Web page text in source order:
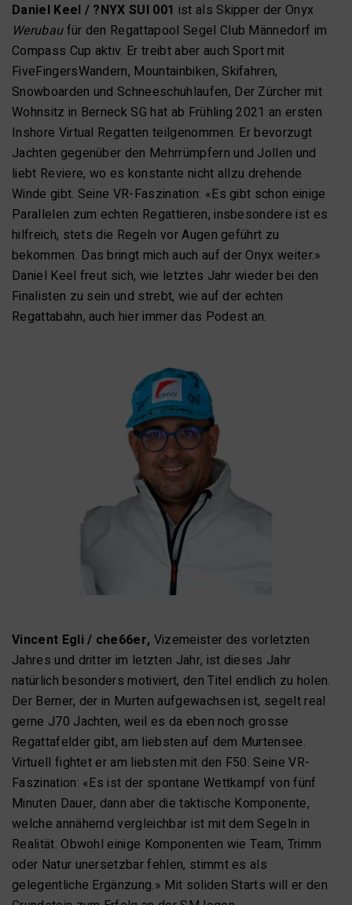
Daniel Keel / ?NYX SUI 001 ist als Skipper der Onyx
Werubaufür den Regattapool Segel Club Männedorf im
Compass Cup aktiv. Er treibt aber auch Sport mit
FiveFingersWandern, Mountainbiken, Skifahren,
Snowboarden und Schneeschuhlaufen, Der Zürcher mit
Wohnsitz in Berneck SG hat ab Frühling 2021 an ersten
Inshore Virtual Regatten teilgenommen. Er bevorzugt
Jachten gegenüber den Mehrrümpfern und Jollen und
liebt Reviere, wo es konstante nicht allzu drehende
Winde gibt. Seine VR-Faszination: «Es gibt schon einige
Parallelen zum echten Regattieren, insbesondere ist es
hilfreich, stets die Regeln vor Augen geführt zu
bekommen. Das bringt mich auch auf der Onyx weiter.»
Daniel Keel freut sich, wie letztes Jahr wieder bei den
Finalisten zu sein und strebt, wie auf der echten
Regattabahn, auch hier immer das Podest an.
Vincent Egli / che66er, Vizemeister des vorletzten
Jahres und dritter im letzten Jahr, ist dieses Jahr
natürlich besonders motiviert, den Titel endlich zu holen.
Der Berner, der in Murten aufgewachsen ist, segelt real
gerne J70 Jachten, weil es da eben noch grosse
Regattafelder gibt, am liebsten auf dem Murtensee.
Virtuell fightet er am liebsten mit den F50. Seine VR-
Faszination: «Es ist der spontane Wettkampf von fünf
Minuten Dauer, dann aber die taktische Komponente,
welche annähernd vergleichbar ist mit dem Segeln in
Realität. Obwohl einige Komponenten wie Team, Trimm
oder Natur unersetzbar fehlen, stimmt es als
gelegentliche Ergänzung.» Mit soliden Starts will er den